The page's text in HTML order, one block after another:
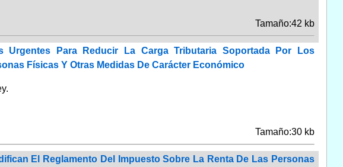
Tamaño:42 kb
Urgentes Para Reducir La Carga Tributaria Soportada Por Los
Físicas Y Otras Medidas De Carácter Económico
Tamaño:30 kb
El Reglamento Del Impuesto Sobre La Renta De Las Personas